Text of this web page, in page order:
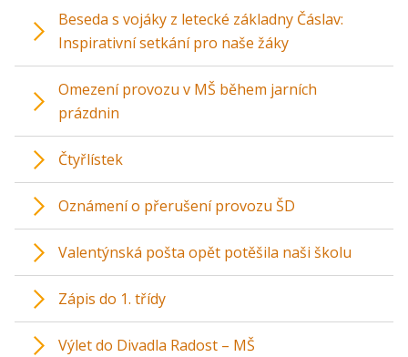
Beseda s vojáky z letecké základny Čáslav:
Inspirativní setkání pro naše žáky
Omezení provozu v MŠ během jarních
prázdnin
Čtyřlístek
Oznámení o přerušení provozu ŠD
Valentýnská pošta opět potěšila naši školu
Zápis do 1. třídy
Výlet do Divadla Radost – MŠ